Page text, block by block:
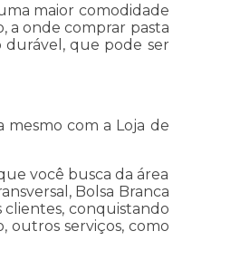
maior comodidade
a onde comprar pasta
que pode ser
com a Loja de
você busca da área
Bolsa Branca
clientes, conquistando
outros serviços, como